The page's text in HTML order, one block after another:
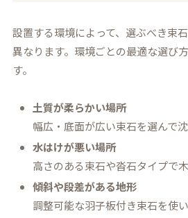
設置する環境によって、選ぶべき束
異なります。環境ごとの最適な選び
す。
土質が柔らかい場所
幅広・底面が広い束石を選んで
水はけが悪い場所
高さのある束石や沓石タイプで
傾斜や段差がある地形
調整可能な羽子板付き束石を使